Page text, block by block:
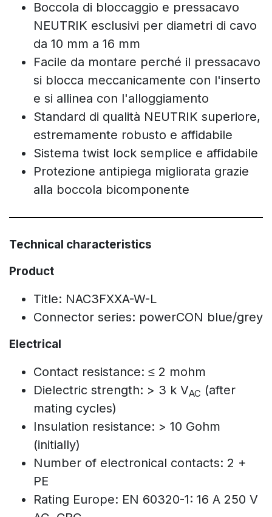
Boccola di bloccaggio e pressacavo
NEUTRIK esclusivi per diametri di cavo
da 10 mm a 16 mm
Facile da montare perché il pressacavo
si blocca meccanicamente con l'inserto
e si allinea con l'alloggiamento
Standard di qualità NEUTRIK superiore,
estremamente robusto e affidabile
Sistema twist lock semplice e affidabile
Protezione antipiega migliorata grazie
alla boccola bicomponente
Technical characteristics
Product
Title: NAC3FXXA-W-L
Connector series: powerCON blue/grey
Electrical
Contact resistance: ≤ 2 mohm
Dielectric strength: > 3 k VAC (after
mating cycles)
Insulation resistance: > 10 Gohm
(initially)
Number of electronical contacts: 2 +
PE
Rating Europe: EN 60320-1: 16 A 250 V